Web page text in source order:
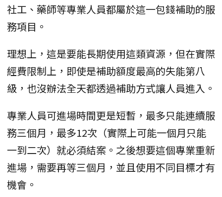
社工、藥師等專業人員都屬於這一包錢補助的服
務項目。
理想上，這是要能長期使用這類資源，但在實際
經費限制上，即使是補助額度最高的失能第八
級，也沒辦法全天都透過補助方式讓人員進入。
專業人員可進場時間更是短暫，最多只能連續服
務三個月，最多12次（實際上可能一個月只能
一到二次）就必須結案。之後想要這個專業重新
進場，需要再等三個月，並且使用不同目標才有
機會。